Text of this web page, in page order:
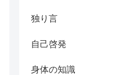
独り言
自己啓発
身体の知識